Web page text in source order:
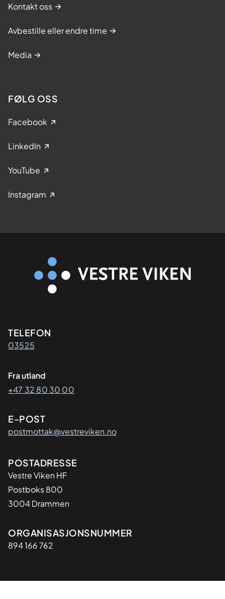
Kontakt oss
Avbestille eller endre time
Media
FØLG OSS
Facebook
LinkedIn
YouTube
Instagram
Kontaktinformasjon
TELEFON
03525
Fra utland
+47 32 80 30 00
E-POST
postmottak@vestreviken.no
Adresse
POSTADRESSE
Vestre Viken HF
Postboks 800
3004 Drammen
Organisasjon
ORGANISASJONSNUMMER
894 166 762